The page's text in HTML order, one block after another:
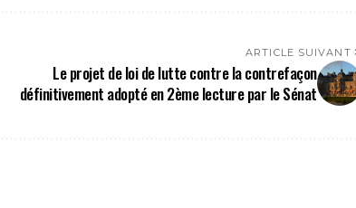
ARTICLE SUIVANT
Le projet de loi de lutte contre la contrefaçon
définitivement adopté en 2ème lecture par le Sénat